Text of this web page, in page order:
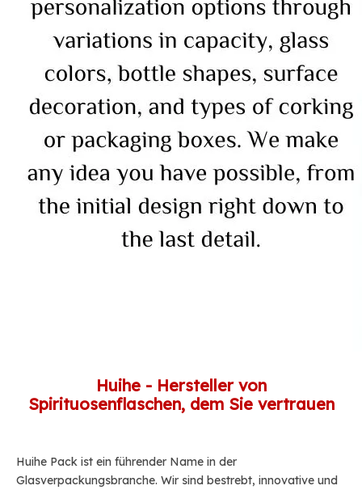
Huihe - Hersteller von
Spirituosenflaschen, dem Sie vertrauen
Huihe Pack ist ein führender Name in der
Glasverpackungsbranche. Wir sind bestrebt, innovative und